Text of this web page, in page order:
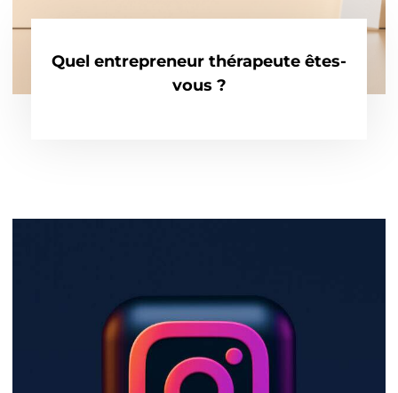
Quel entrepreneur thérapeute êtes-
vous ?